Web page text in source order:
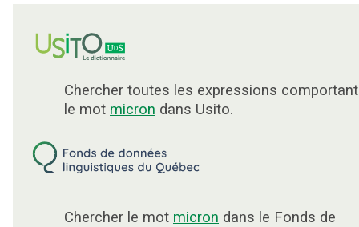
Chercher toutes les expressions comportant
le mot micron dans Usito.
Chercher le mot micron dans le Fonds de